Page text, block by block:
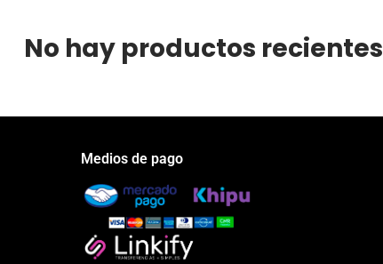
No hay productos recientes
Medios de pago